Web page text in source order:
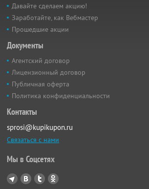
Давайте сделаем акцию!
Заработайте, как Вебмастер
Прошедшие акции
Документы
Агентский договор
Лицензионный договор
Публичная оферта
Политика конфиденциальности
Контакты
sprosi@kupikupon.ru
Связаться с нами
Мы в Соцсетях